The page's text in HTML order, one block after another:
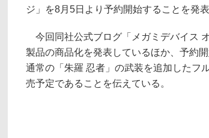
ジ」を8月5日より予約開始することを発
今回同社公式ブログ「メガミデバイス
製品の商品化を発表しているほか、予約
通常の「朱羅 忍者」の武装を追加したフ
売予定であることを伝えている。